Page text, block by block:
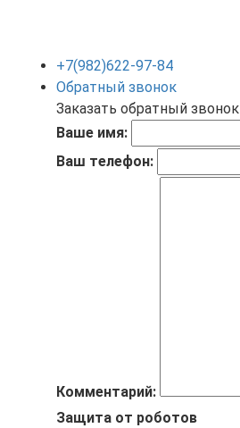
+7(982)622-97-84
Обратный звонок
Заказать обратный звонок
Ваше имя:
Ваш телефон:
Комментарий:
Защита от роботов